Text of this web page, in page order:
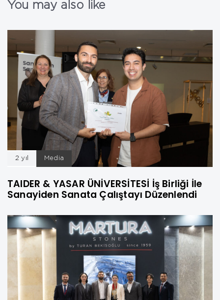
You may also like
2 yıl Media
TAIDER & YASAR ÜNİVERSİTESİ İş Birliği İle
Sanayiden Sanata Çalıştayı Düzenlendi